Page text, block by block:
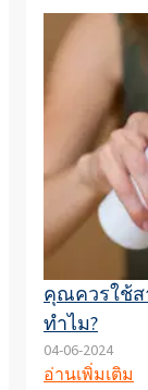
คุณควรใช้ส
ทำไม?
04-06-2024
อ่านเพิ่มเติม